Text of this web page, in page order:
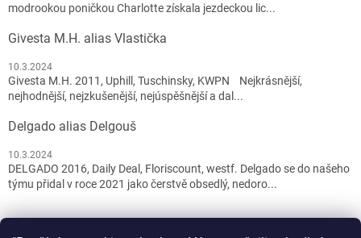
modrookou poničkou Charlotte získala jezdeckou lic...
Givesta M.H. alias Vlastička
10.3.2024
Givesta M.H. 2011, Uphill, Tuschinsky, KWPN Nejkrásnější,
nejhodnější, nejzkušenější, nejúspěšnější a dal...
Delgado alias Delgouš
10.3.2024
DELGADO 2016, Daily Deal, Floriscount, westf. Delgado se do našeho
týmu přidal v roce 2021 jako čerstvě obsedlý, nedoro...